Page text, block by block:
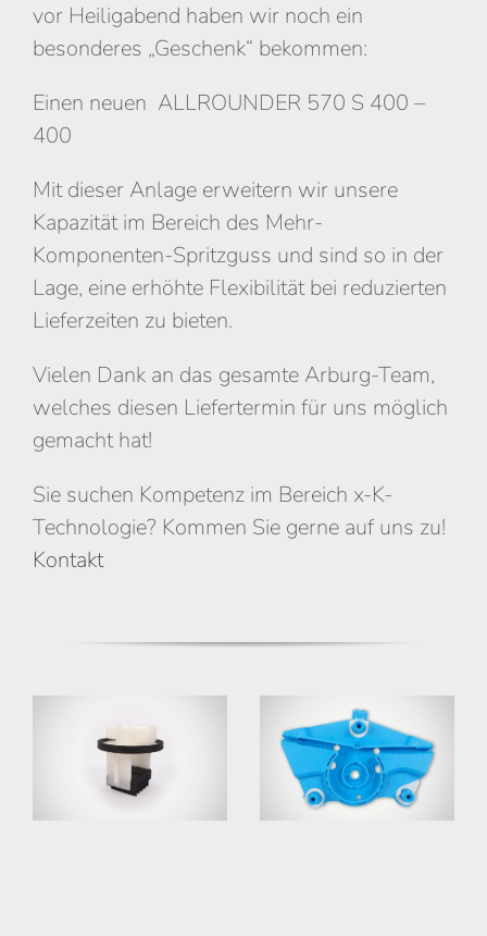
vor Heiligabend haben wir noch ein
besonderes „Geschenk“ bekommen:
Einen neuen ALLROUNDER 570 S 400 –
400
Mit dieser Anlage erweitern wir unsere
Kapazität im Bereich des Mehr-
Komponenten-Spritzguss und sind so in der
Lage, eine erhöhte Flexibilität bei reduzierten
Lieferzeiten zu bieten.
Vielen Dank an das gesamte Arburg-Team,
welches diesen Liefertermin für uns möglich
gemacht hat!
Sie suchen Kompetenz im Bereich x-K-
Technologie? Kommen Sie gerne auf uns zu!
Kontakt
CLIP
2KOMPONENTEN
Lagerdeckel 2K